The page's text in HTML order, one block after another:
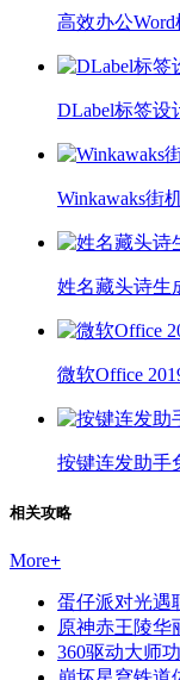
高效办公
DLabel标签设
Winkawaks街
姓名藏头诗生
微软Office
按键连发助手
相关攻略
More+
蛋仔派对光遇
原神赤王陵华
360驱动大师